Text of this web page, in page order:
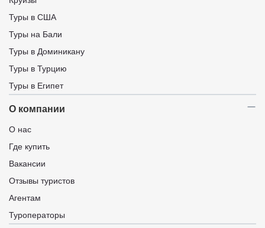
Туры в США
Туры на Бали
Туры в Доминикану
Туры в Турцию
Туры в Египет
О компании
О нас
Где купить
Вакансии
Отзывы туристов
Агентам
Туроператоры